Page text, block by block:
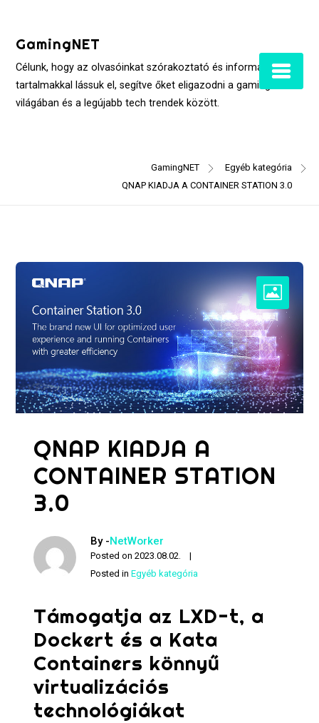
contentGamingNET
Célunk, hogy az olvasóinkat szórakoztató és informatív
tartalmakkal lássuk el, segítve őket eligazodni a gaming
világában és a legújabb tech trendek között.
GamingNET
Egyéb kategória
QNAP KIADJA A CONTAINER STATION 3.0
QNAP KIADJA A
CONTAINER STATION
3.0
By -NetWorker
Posted on2023.08.02.
Posted inEgyéb kategória
Támogatja az LXD-t, a
Dockert és a Kata
Containers könnyű
virtualizációs
technológiákat